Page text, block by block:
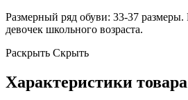
Размерный ряд обуви: 33-37 размеры.
девочек школьного возраста.
Раскрыть Скрыть
Характеристики товара